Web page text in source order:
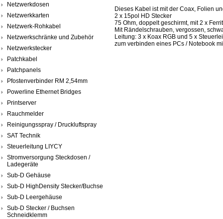
Netzwerkdosen
Netzwerkkarten
Netzwerk-Rohkabel
Netzwerkschränke und Zubehör
Netzwerkstecker
Patchkabel
Patchpanels
Pfostenverbinder RM 2,54mm
Powerline Ethernet Bridges
Printserver
Rauchmelder
Reinigungsspray / Druckluftspray
SAT Technik
Steuerleitung LIYCY
Stromversorgung Steckdosen /
Ladegeräte
Sub-D Gehäuse
Sub-D HighDensity Stecker/Buchse
Sub-D Leergehäuse
Sub-D Stecker / Buchsen
Schneidklemm
Dieses Kabel ist mit der Coax, Folien
2 x 15pol HD Stecker
75 Ohm, doppelt geschirmt, mit 2 x
Mit Rändelschrauben, vergossen,
Leitung: 3 x Koax RGB und 5 x
zum verbinden eines PCs / Notebook